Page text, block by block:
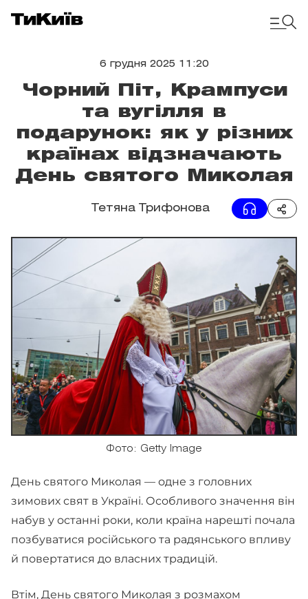
6 грудня 2025 11:20
Чорний Піт, Крампуси
та вугілля в
подарунок: як у різних
країнах відзначають
День святого Миколая
Тетяна Трифонова
Фото: Getty Image
День святого Миколая — одне з головних
зимових свят в Україні. Особливого значення він
набув у останні роки, коли країна нарешті почала
позбуватися російського та радянського впливу
й повертатися до власних традицій.
Втім, День святого Миколая з розмахом